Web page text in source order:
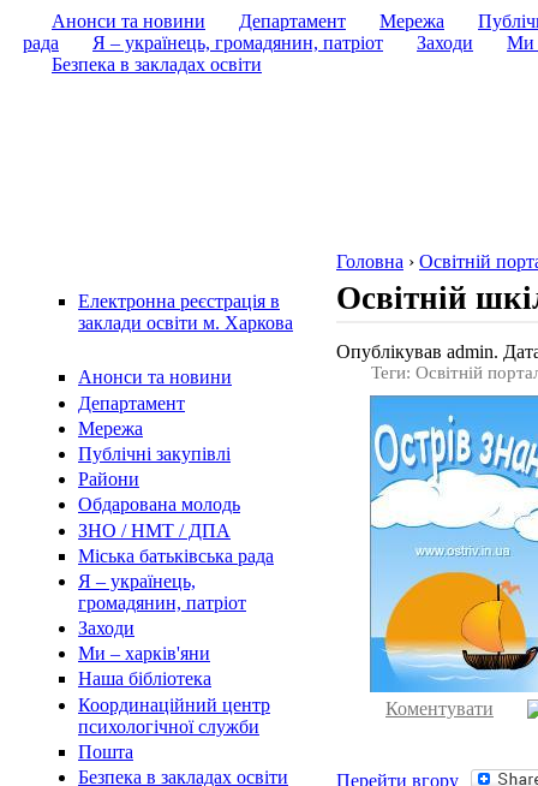
Анонси та новини Департамент Мережа
рада
Я – українець, громадянин, патріот Заходи
Ми
Безпека в закладах освіти
Електронна реєстрація в
заклади освіти м. Харкова
Анонси та новини
Департамент
Мережа
Публічні закупівлі
Райони
Обдарована молодь
ЗНО / НМТ / ДПА
Міська батьківська рада
Я – українець,
громадянин, патріот
Заходи
Ми – харків'яни
Наша бібліотека
Координаційний центр
психологічної служби
Пошта
Безпека в закладах освіти
Головна › Освітній
Освітній
Опублікував admin.
Теги: Освітній
Коментувати
Перейти вгору